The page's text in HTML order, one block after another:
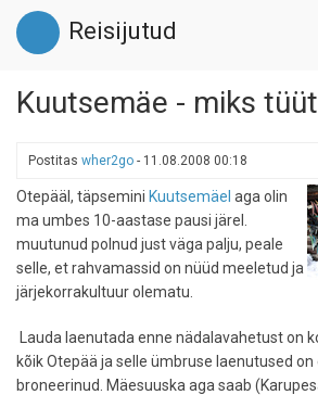
Liigu
edasi
põhisisu
Reisijutud
Kuutsemäe - miks
Postitas wher2go - 11.08.2008 00:18
Otepääl, täpsemini Kuutsemäel aga olin
ma umbes 10-aastase pausi järel.
muutunud polnud just väga palju, peale
selle, et rahvamassid on nüüd meeletud ja
järjekorrakultuur olematu.
Lauda laenutada enne nädalavahetust on
kõik Otepää ja selle ümbruse laenutused
broneerinud. Mäesuuska aga saab